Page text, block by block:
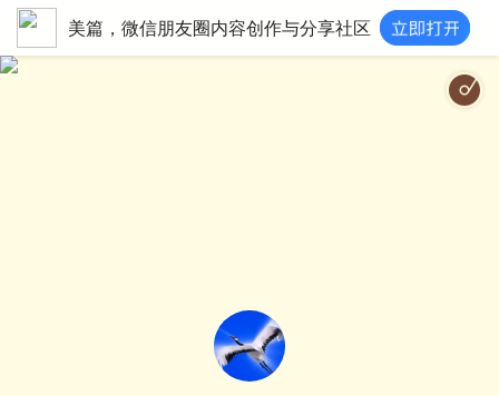
美篇，微信朋友圈内容创作与分享社区